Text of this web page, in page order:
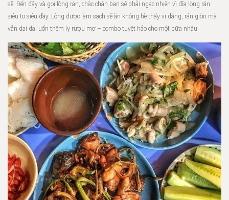
sẽ. Đến đây và gọi lòng rán, chắc chắn bạn sẽ phải ngạc nhiên vì đĩa lòng rán
siêu to siêu đầy. Lòng được làm sạch sẽ ăn không hề thấy vị đắng, rán giòn mà
vẫn dai dai uốn thêm ly rượu mơ – combo tuyệt hảo cho một bữa nhậu.